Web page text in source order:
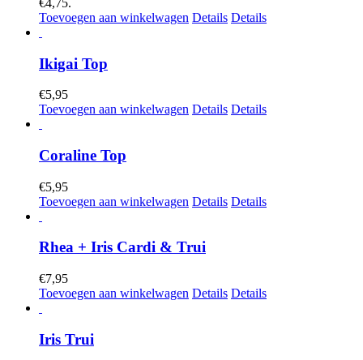
Toevoegen aan winkelwagen Details Details
Ikigai Top
€5,95
Toevoegen aan winkelwagen Details Details
Coraline Top
€5,95
Toevoegen aan winkelwagen Details Details
Rhea + Iris Cardi & Trui
€7,95
Toevoegen aan winkelwagen Details Details
Iris Trui